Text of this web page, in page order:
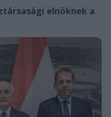
elnöknek a